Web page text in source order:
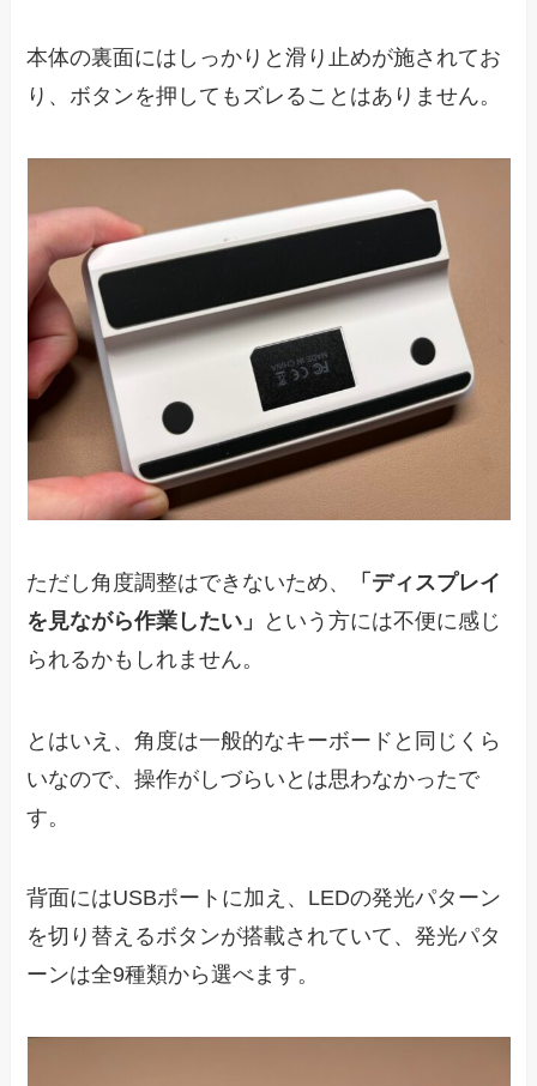
本体の裏面にはしっかりと滑り止めが施されてお
り、ボタンを押してもズレることはありません。
ただし角度調整はできないため、
「ディスプレイ
を見ながら作業したい」
という方には不便に感じ
られるかもしれません。
とはいえ、角度は一般的なキーボードと同じくら
いなので、操作がしづらいとは思わなかったで
す。
背面にはUSBポートに加え、LEDの発光パターン
を切り替えるボタンが搭載されていて、発光パタ
ーンは全9種類から選べます。